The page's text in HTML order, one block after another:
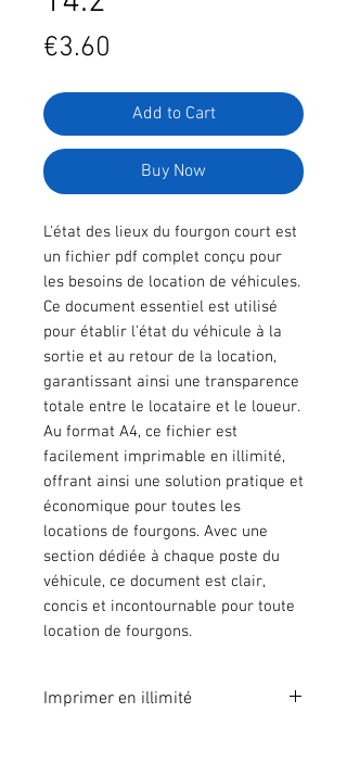
€3.60
Add to Cart
Buy Now
L'état des lieux du fourgon court est
un fichier pdf complet conçu pour
les besoins de location de véhicules.
Ce document essentiel est utilisé
pour établir l'état du véhicule à la
sortie et au retour de la location,
garantissant ainsi une transparence
totale entre le locataire et le loueur.
Au format A4, ce fichier est
facilement imprimable en illimité,
offrant ainsi une solution pratique et
économique pour toutes les
locations de fourgons. Avec une
section dédiée à chaque poste du
véhicule, ce document est clair,
concis et incontournable pour toute
location de fourgons.
Imprimer en illimité